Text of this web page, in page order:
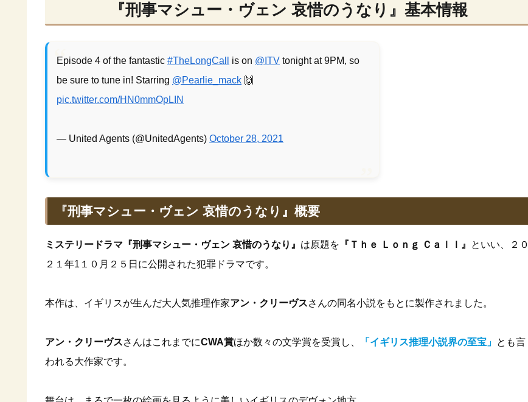
『刑事マシュー・ヴェン 哀惜のうなり』基本情報
Episode 4 of the fantastic #TheLongCall is on @ITV tonight at 9PM, so
be sure to tune in! Starring @Pearlie_mack 🙌
pic.twitter.com/HN0mmOpLIN
— United Agents (@UnitedAgents) October 28, 2021
『刑事マシュー・ヴェン 哀惜のうなり』概要
ミステリードラマ『刑事マシュー・ヴェン 哀惜のうなり』 は原題を 『Ｔｈｅ Ｌｏｎｇ Ｃａｌｌ』
といい、２０
２１年1１０月２５日に公開された犯罪ドラマです。
本作は、イギリスが生んだ大人気推理作家アン・クリーヴスさんの同名小説をもとに製作されました。
アン・クリーヴスさんはこれまでにCWA賞ほか数々の文学賞を受賞し、 「イギリス推理小説界の至宝」 とも言
われる大作家です。